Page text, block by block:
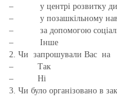
– у центрі розвитку
– у позашкільному
– за допомогою
– Інше
2. Чи запрошували Вас на
– Так
– Ні
3. Чи було організовано в